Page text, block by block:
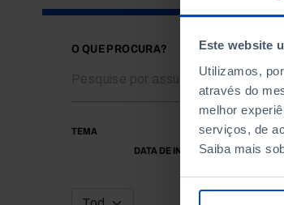
Este website
Utilizamos,
através do
melhor
serviços, de
Saiba mais
O QUE PROCURA?
TEMA
DATA DE INÍCIO